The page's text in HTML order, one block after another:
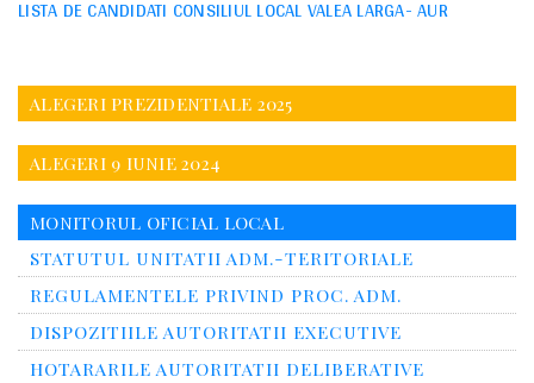
LISTA DE CANDIDATI CONSILIUL LOCAL VALEA LARGA- AUR
ALEGERI PREZIDENTIALE 2025
ALEGERI 9 IUNIE 2024
MONITORUL OFICIAL LOCAL
STATUTUL UNITATII ADM.-TERITORIALE
REGULAMENTELE PRIVIND PROC. ADM.
DISPOZITIILE AUTORITATII EXECUTIVE
HOTARARILE AUTORITATII DELIBERATIVE